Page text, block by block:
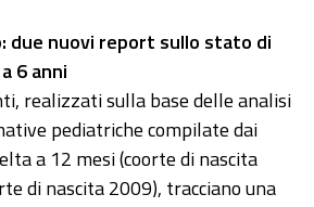
due nuovi report sullo stato di
6 anni
realizzati sulla base delle analisi
pediatriche compilate dai
a 12 mesi (coorte di nascita
di nascita 2009), tracciano una